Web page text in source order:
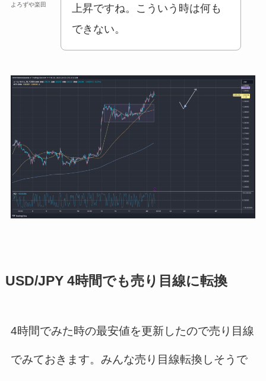
よろずや楽田
上昇ですね。こういう時は何も
できない。
USD/JPY 4時間でも売り目線に転換
4時間でみた時の最安値を更新したので売り目線
でみておきます。みんな売り目線転換しそうで